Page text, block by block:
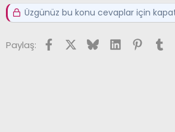
Üzgünüz bu konu cevaplar için
Paylaş: FacebookX (Twitter)
BlueskyLinkedIn